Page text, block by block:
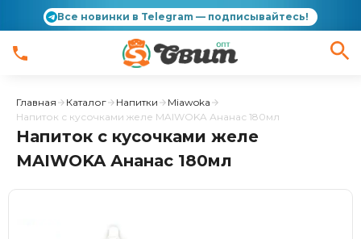
Все новинки в Telegram — подписывайтесь!
Главная Каталог Напитки
Miawoka
Напиток с кусочками желе MAIWOKA Ананас 180мл
Напиток с кусочками желе
MAIWOKA Ананас 180мл